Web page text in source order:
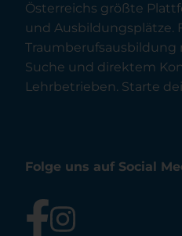
Österreichs größte
und Ausbildungsplätze.
Traumberufsausbildung
Suche und direktem
Lehrbetrieben. Starte
Folge uns auf Social